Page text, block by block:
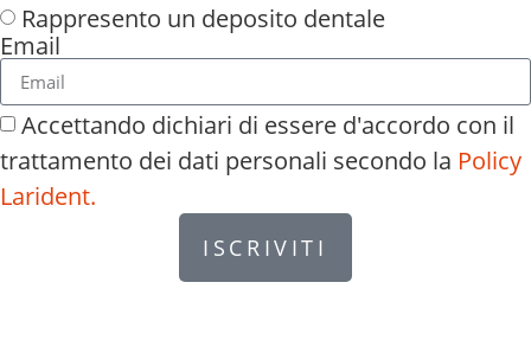
Rappresento un deposito dentale
Email
Accettando dichiari di essere d'accordo con il
trattamento dei dati personali secondo la Policy
Larident.
ISCRIVITI